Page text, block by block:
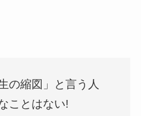
の縮図」と言う人
ことはない!